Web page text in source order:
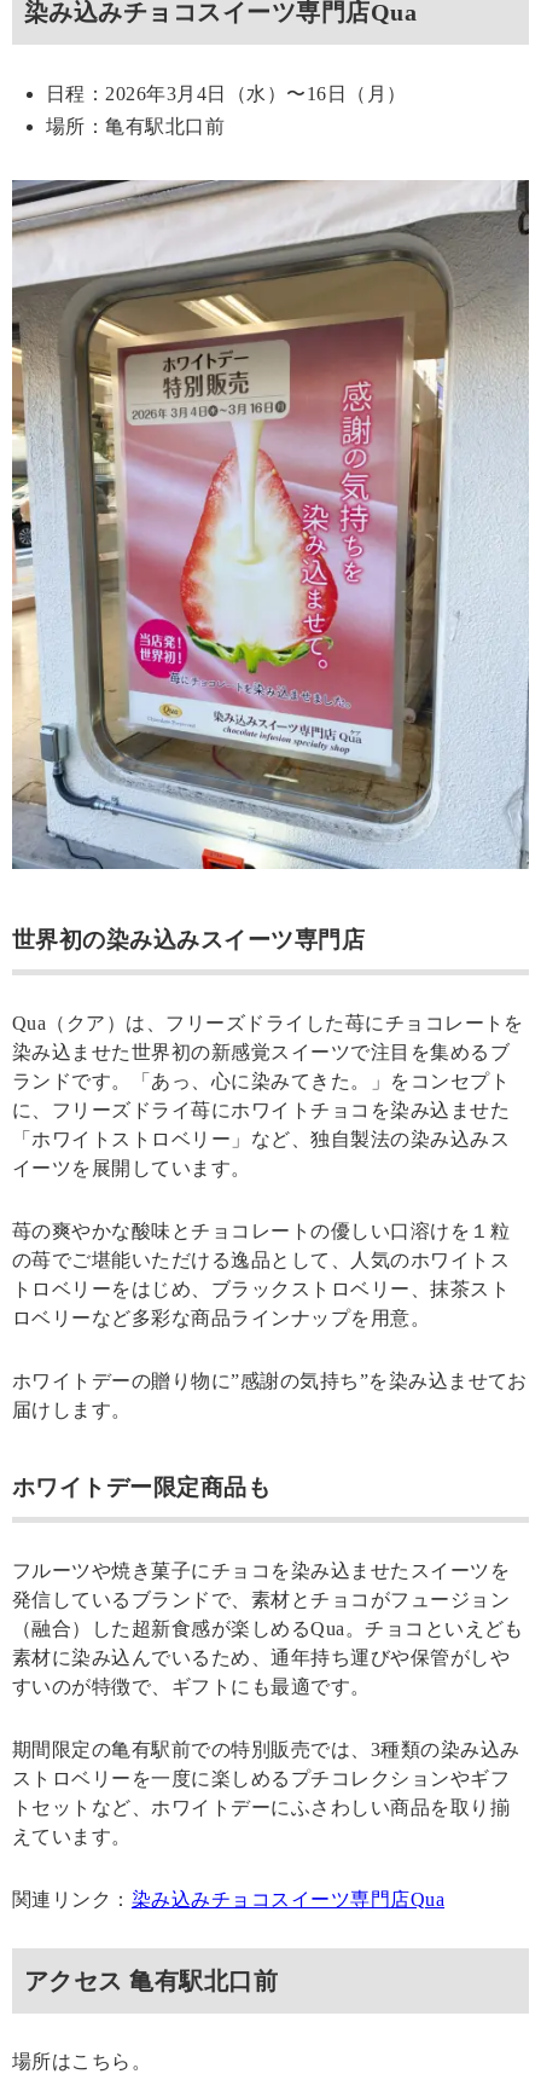
染み込みチョコスイーツ専門店Qua
日程：2026年3月4日（水）〜16日（月）
場所：亀有駅北口前
世界初の染み込みスイーツ専門店
Qua（クア）は、フリーズドライした苺にチョコレートを
染み込ませた世界初の新感覚スイーツで注目を集めるブ
ランドです。「あっ、心に染みてきた。」をコンセプト
に、フリーズドライ苺にホワイトチョコを染み込ませた
「ホワイトストロベリー」など、独自製法の染み込みス
イーツを展開しています。
苺の爽やかな酸味とチョコレートの優しい口溶けを１粒
の苺でご堪能いただける逸品として、人気のホワイトス
トロベリーをはじめ、ブラックストロベリー、抹茶スト
ロベリーなど多彩な商品ラインナップを用意。
ホワイトデーの贈り物に”感謝の気持ち”を染み込ませてお
届けします。
ホワイトデー限定商品も
フルーツや焼き菓子にチョコを染み込ませたスイーツを
発信しているブランドで、素材とチョコがフュージョン
（融合）した超新食感が楽しめるQua。チョコといえども
素材に染み込んでいるため、通年持ち運びや保管がしや
すいのが特徴で、ギフトにも最適です。
期間限定の亀有駅前での特別販売では、3種類の染み込み
ストロベリーを一度に楽しめるプチコレクションやギフ
トセットなど、ホワイトデーにふさわしい商品を取り揃
えています。
関連リンク： 染み込みチョコスイーツ専門店Qua
アクセス 亀有駅北口前
場所はこちら。